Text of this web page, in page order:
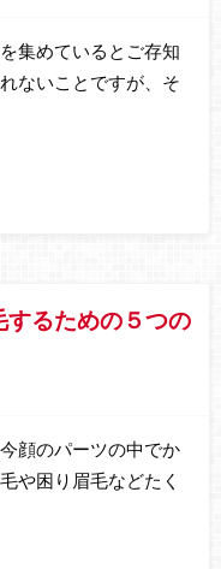
集めているとご存知
ないことですが、そ
るための５つの
顔のパーツの中でか
や困り眉毛などたく